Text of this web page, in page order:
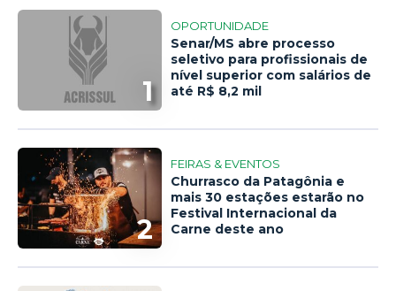
1
OPORTUNIDADE
Senar/MS abre processo
seletivo para profissionais de
nível superior com salários de
até R$ 8,2 mil
2
FEIRAS & EVENTOS
Churrasco da Patagônia e
mais 30 estações estarão no
Festival Internacional da
Carne deste ano